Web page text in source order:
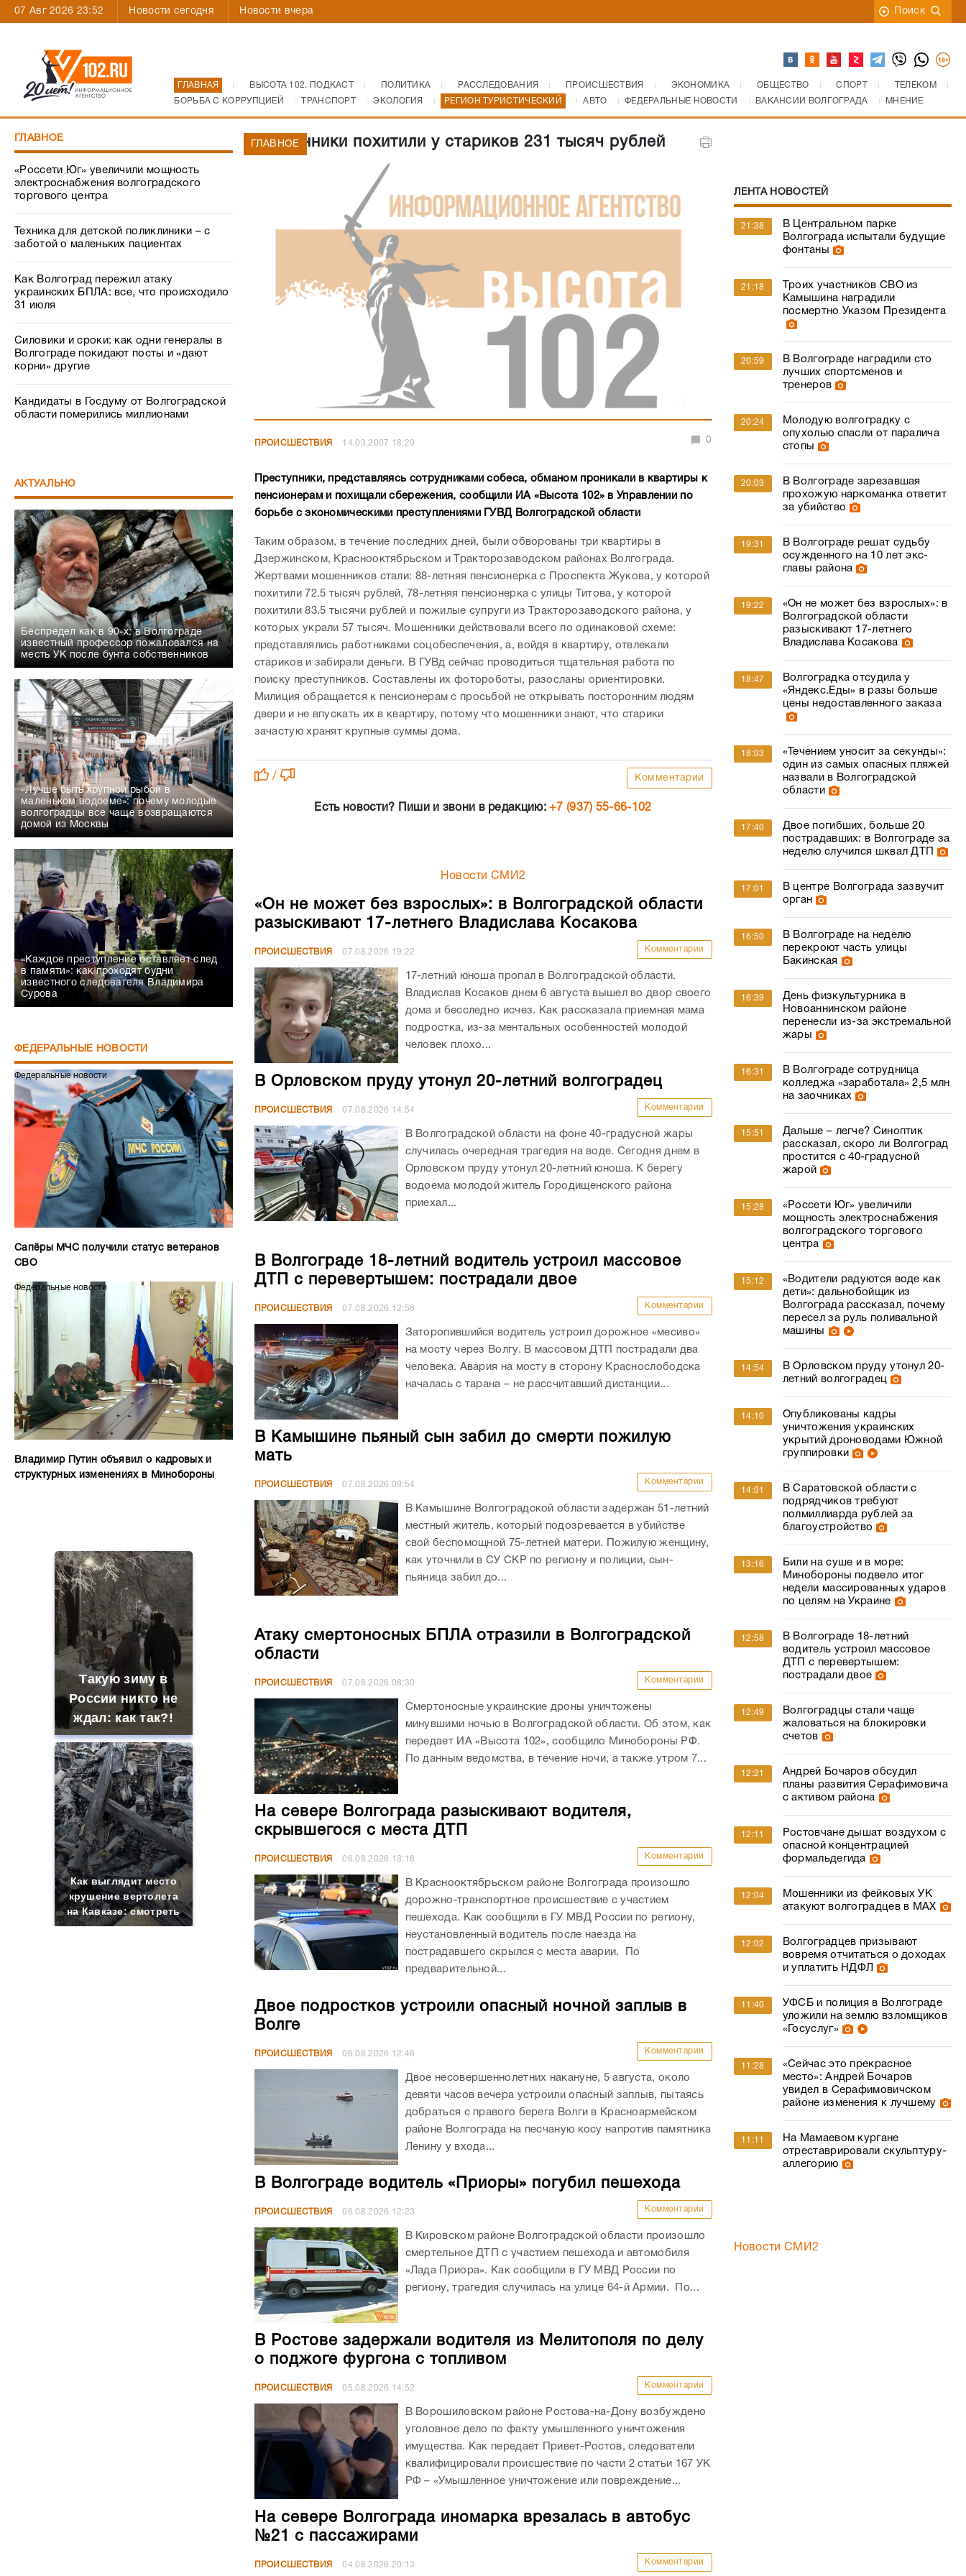
07 Авг 2026 23:52 Новости сегодня Новости вчера Поиск
ГЛАВНАЯ ВЫСОТА 102. ПОДКАСТ ПОЛИТИКА РАССЛЕДОВАНИЯ ПРОИСШЕСТВИЯ ЭКОНОМИКА ОБЩЕСТВО СПОРТ
ТЕЛЕКОМ
БОРЬБА С КОРРУПЦИЕЙ
ТРАНСПОРТ ЭКОЛОГИЯ РЕГИОН ТУРИСТИЧЕСКИЙ АВТО ФЕДЕРАЛЬНЫЕ НОВОСТИ ВАКАНСИИ ВОЛГОГРАДА МНЕНИЕ
ГЛАВНОЕ
«Россети Юг» увеличили мощность
электроснабжения волгоградского
торгового центра
Техника для детской поликлиники – с
заботой о маленьких пациентах
Как Волгоград пережил атаку
украинских БПЛА: все, что происходило
31 июля
Силовики и сроки: как одни генералы в
Волгограде покидают посты и «дают
корни» другие
Кандидаты в Госдуму от Волгоградской
области померились миллионами
АКТУАЛЬНО
Беспредел как в 90-х: в Волгограде
известный профессор пожаловался на
месть УК после бунта собственников
«Лучше быть крупной рыбой в
маленьком водоеме»: почему молодые
волгоградцы все чаще возвращаются
домой из Москвы
«Каждое преступление оставляет след
в памяти»: как проходят будни
известного следователя Владимира
Сурова
ФЕДЕРАЛЬНЫЕ НОВОСТИ
Федеральные новости
Сапёры МЧС получили статус ветеранов
СВО
Федеральные новости
Владимир Путин объявил о кадровых и
структурных изменениях в Минобороны
Такую зиму в
России никто не
ждал: как так?!
Как выглядит место
крушение вертолета
на Кавказе: смотреть
Мошенники похитили у стариков 231 тысяч рублей
ГЛАВНОЕ
ПРОИСШЕСТВИЯ 14.03.2007 18:20 0
Преступники, представляясь сотрудниками собеса, обманом проникали в квартиры к
пенсионерам и похищали сбережения, сообщили ИА «Высота 102» в Управлении по
борьбе с экономическими преступлениями ГУВД Волгоградской области
Таким образом, в течение последних дней, были обворованы три квартиры в
Дзержинском, Краснооктябрьском и Тракторозаводском районах Волгограда.
Жертвами мошенников стали: 88-летняя пенсионерка с Проспекта Жукова, у которой
похитили 72.5 тысяч рублей, 78-летняя пенсионерка с улицы Титова, у которой
похитили 83.5 тысячи рублей и пожилые супруги из Тракторозаводского района, у
которых украли 57 тысяч. Мошенники действовали всего по одинаковой схеме:
представлялись работниками соцобеспечения, а, войдя в квартиру, отвлекали
стариков и забирали деньги. В ГУВд сейчас проводиться тщательная работа по
поиску преступников. Составлены их фотороботы, разосланы ориентировки.
Милиция обращается к пенсионерам с просьбой не открывать посторонним людям
двери и не впускать их в квартиру, потому что мошенники знают, что старики
зачастую хранят крупные суммы дома.
/ Комментарии
Есть новости? Пиши и звони в редакцию:+7 (937) 55-66-102
Новости СМИ2
«Он не может без взрослых»: в Волгоградской области
разыскивают 17-летнего Владислава Косакова
ПРОИСШЕСТВИЯ 07.08.2026 19:22 Комментарии
17-летний юноша пропал в Волгоградской области.
Владислав Косаков днем 6 августа вышел во двор своего
дома и бесследно исчез. Как рассказала приемная мама
подростка, из-за ментальных особенностей молодой
человек плохо...
В Орловском пруду утонул 20-летний волгоградец
ПРОИСШЕСТВИЯ 07.08.2026 14:54 Комментарии
В Волгоградской области на фоне 40-градусной жары
случилась очередная трагедия на воде. Сегодня днем в
Орловском пруду утонул 20-летний юноша. К берегу
водоема молодой житель Городищенского района
приехал...
В Волгограде 18-летний водитель устроил массовое
ДТП с перевертышем: пострадали двое
ПРОИСШЕСТВИЯ 07.08.2026 12:58 Комментарии
Заторопившийся водитель устроил дорожное «месиво»
на мосту через Волгу. В массовом ДТП пострадали два
человека. Авария на мосту в сторону Краснослободска
началась с тарана – не рассчитавший дистанции...
В Камышине пьяный сын забил до смерти пожилую
мать
ПРОИСШЕСТВИЯ 07.08.2026 09:54 Комментарии
В Камышине Волгоградской области задержан 51-летний
местный житель, который подозревается в убийстве
свой беспомощной 75-летней матери. Пожилую женщину,
как уточнили в СУ СКР по региону и полиции, сын-
пьяница забил до...
Атаку смертоносных БПЛА отразили в Волгоградской
области
ПРОИСШЕСТВИЯ 07.08.2026 08:30 Комментарии
Смертоносные украинские дроны уничтожены
минувшими ночью в Волгоградской области. Об этом, как
передает ИА «Высота 102», сообщило Минобороны РФ.
По данным ведомства, в течение ночи, а также утром 7...
На севере Волгограда разыскивают водителя,
скрывшегося с места ДТП
ПРОИСШЕСТВИЯ 06.08.2026 13:16 Комментарии
В Краснооктябрьском районе Волгограда произошло
дорожно-транспортное происшествие с участием
пешехода. Как сообщили в ГУ МВД России по региону,
неустановленный водитель после наезда на
пострадавшего скрылся с места аварии. По
предварительной...
Двое подростков устроили опасный ночной заплыв в
Волге
ПРОИСШЕСТВИЯ 06.08.2026 12:46 Комментарии
Двое несовершеннолетних накануне, 5 августа, около
девяти часов вечера устроили опасный заплыв, пытаясь
добраться с правого берега Волги в Красноармейском
районе Волгограда на песчаную косу напротив памятника
Ленину у входа...
В Волгограде водитель «Приоры» погубил пешехода
ПРОИСШЕСТВИЯ 06.08.2026 12:23 Комментарии
В Кировском районе Волгоградской области произошло
смертельное ДТП с участием пешехода и автомобиля
«Лада Приора». Как сообщили в ГУ МВД России по
региону, трагедия случилась на улице 64-й Армии. По...
В Ростове задержали водителя из Мелитополя по делу
о поджоге фургона с топливом
ПРОИСШЕСТВИЯ 05.08.2026 14:52 Комментарии
В Ворошиловском районе Ростова-на-Дону возбуждено
уголовное дело по факту умышленного уничтожения
имущества. Как передает Привет-Ростов, следователи
квалифицировали происшествие по части 2 статьи 167 УК
РФ – «Умышленное уничтожение или повреждение...
На севере Волгограда иномарка врезалась в автобус
№21 с пассажирами
ПРОИСШЕСТВИЯ 04.08.2026 20:13 Комментарии
ЛЕНТА НОВОСТЕЙ
21:38
В Центральном парке
Волгограда испытали будущие
фонтаны
21:18
Троих участников СВО из
Камышина наградили
посмертно Указом Президента
20:59
В Волгограде наградили сто
лучших спортсменов и
тренеров
20:24
Молодую волгоградку с
опухолью спасли от паралича
стопы
20:03
В Волгограде зарезавшая
прохожую наркоманка ответит
за убийство
19:31
В Волгограде решат судьбу
осужденного на 10 лет экс-
главы района
19:22
«Он не может без взрослых»: в
Волгоградской области
разыскивают 17-летнего
Владислава Косакова
18:47
Волгоградка отсудила у
«Яндекс.Еды» в разы больше
цены недоставленного заказа
18:03
«Течением уносит за секунды»:
один из самых опасных пляжей
назвали в Волгоградской
области
17:40
Двое погибших, больше 20
пострадавших: в Волгограде за
неделю случился шквал ДТП
17:01
В центре Волгограда зазвучит
орган
16:50
В Волгограде на неделю
перекроют часть улицы
Бакинская
16:39
День физкультурника в
Новоаннинском районе
перенесли из-за экстремальной
жары
16:31
В Волгограде сотрудница
колледжа «заработала» 2,5 млн
на заочниках
15:51
Дальше – легче? Синоптик
рассказал, скоро ли Волгоград
простится с 40-градусной
жарой
15:28
«Россети Юг» увеличили
мощность электроснабжения
волгоградского торгового
центра
15:12
«Водители радуются воде как
дети»: дальнобойщик из
Волгограда рассказал, почему
пересел за руль поливальной
машины
14:54
В Орловском пруду утонул 20-
летний волгоградец
14:10
Опубликованы кадры
уничтожения украинских
укрытий дроноводами Южной
группировки
14:01
В Саратовской области с
подрядчиков требуют
полмиллиарда рублей за
благоустройство
13:16
Били на суше и в море:
Минобороны подвело итог
недели массированных ударов
по целям на Украине
12:58
В Волгограде 18-летний
водитель устроил массовое
ДТП с перевертышем:
пострадали двое
12:49
Волгоградцы стали чаще
жаловаться на блокировки
счетов
12:21
Андрей Бочаров обсудил
планы развития Серафимовича
с активом района
12:11
Ростовчане дышат воздухом с
опасной концентрацией
формальдегида
12:04
Мошенники из фейковых УК
атакуют волгоградцев в МАХ
12:02
Волгоградцев призывают
вовремя отчитаться о доходах
и уплатить НДФЛ
11:40
УФСБ и полиция в Волгограде
уложили на землю взломщиков
«Госуслуг»
11:28
«Сейчас это прекрасное
место»: Андрей Бочаров
увидел в Серафимовичском
районе изменения к лучшему
11:11
На Мамаевом кургане
отреставрировали скульптуру-
аллегорию
Новости СМИ2